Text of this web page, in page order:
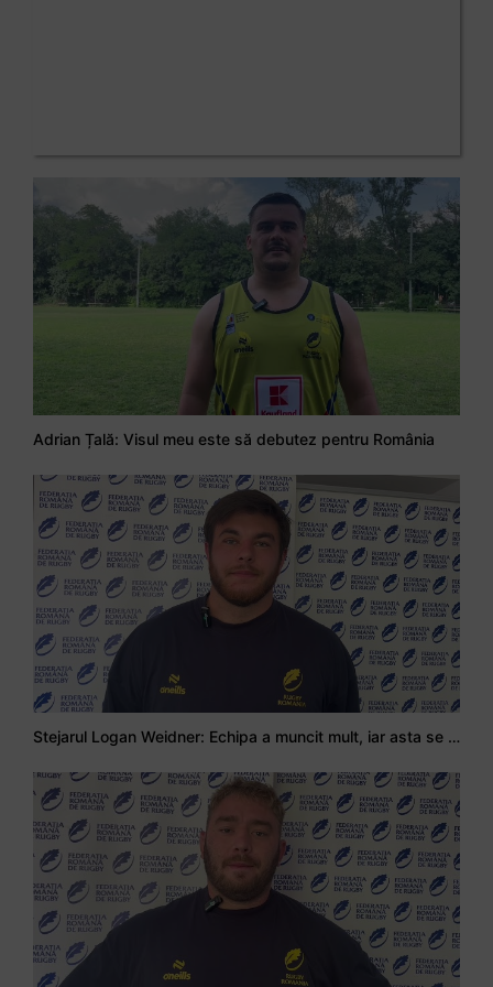
Adrian Țală: Visul meu este să debutez pentru România
Stejarul Logan Weidner: Echipa a muncit mult, iar asta se va vedea în meciurile de la Nations Cup